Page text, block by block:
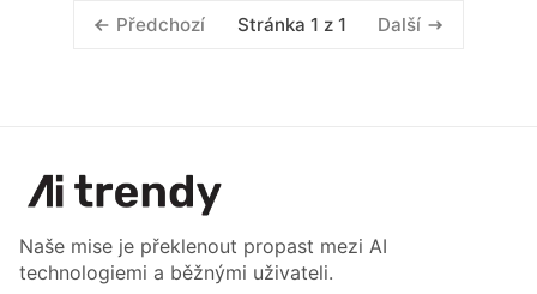
Předchozí Stránka 1 z 1 Další
Naše mise je překlenout propast mezi AI
technologiemi a běžnými uživateli.